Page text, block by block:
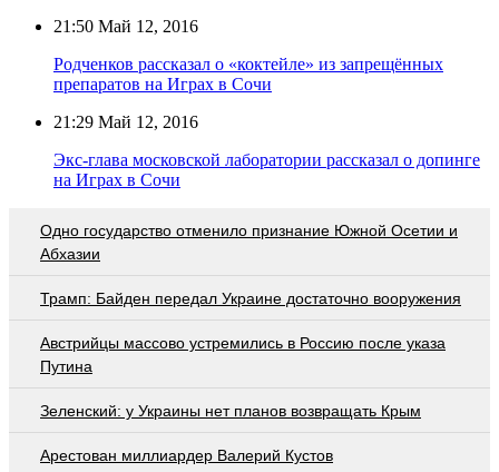
21:50 Май 12, 2016
Родченков рассказал о «коктейле» из запрещённых
препаратов на Играх в Сочи
21:29 Май 12, 2016
Экс-глава московской лаборатории рассказал о допинге
на Играх в Сочи
Одно государство отменило признание Южной Осетии и
Абхазии
Трамп: Байден передал Украине достаточно вооружения
Австрийцы массово устремились в Россию после указа
Путина
Зеленский: у Украины нет планов возвращать Крым
Арестован миллиардер Валерий Кустов